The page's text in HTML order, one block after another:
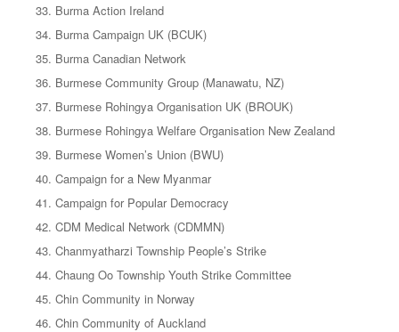
Burma Action Ireland
Burma Campaign UK (BCUK)
Burma Canadian Network
Burmese Community Group (Manawatu, NZ)
Burmese Rohingya Organisation UK (BROUK)
Burmese Rohingya Welfare Organisation New Zealand
Burmese Women’s Union (BWU)
Campaign for a New Myanmar
Campaign for Popular Democracy
CDM Medical Network (CDMMN)
Chanmyatharzi Township People’s Strike
Chaung Oo Township Youth Strike Committee
Chin Community in Norway
Chin Community of Auckland